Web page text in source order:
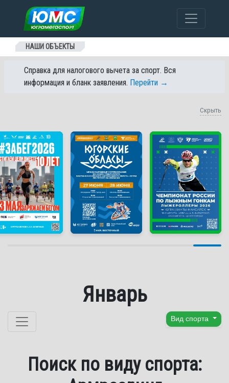
Перейти к содержанию
НАШИ ОБЪЕКТЫ
Справка для налогового вычета за спорт. Вся
информация и бланк заявления. Перейти →
Скрыть
Январь
Перейти к содержанию Вид спорта
Поиск по виду спорта: